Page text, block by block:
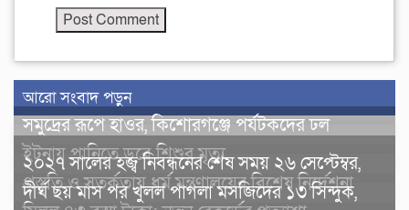
আরো সংবাদ পড়ুন
সমুদ্রের রূপে হাওর, কিশোরগঞ্জে পর্যটকদের ঢল
ইটনায় পানিতে ডুবে শিশুর মৃত্যু
২০২৭ সালের হজ্ব নিবন্ধনের শেষ সময় ২৬ সেপ্টেম্বর,
প্রস্তুতি ও সতর্কতায় ধর্ম মন্ত্রণালয়ের বিশেষ নির্দেশনা
দীর্ঘ ছয় মাস পর খুলল পাগলা মসজিদের ১৩ সিন্দুক,